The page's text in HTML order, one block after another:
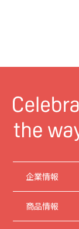
企業情報
商品情報